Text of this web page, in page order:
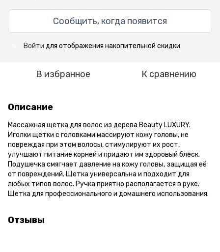
Сообщить, когда появится
Войти для отображения накопительной скидки
В избранное К сравнению
Описание
Массажная щетка для волос из дерева Beauty LUXURY.
Иголки щетки с головками массируют кожу головы, не
повреждая при этом волосы, стимулируют их рост,
улучшают питание корней и придают им здоровый блеск.
Подушечка смягчает давление на кожу головы, защищая её
от повреждений. Щетка универсальна и подходит для
любых типов волос. Ручка приятно располагается в руке.
Щетка для профессионального и домашнего использования.
Отзывы